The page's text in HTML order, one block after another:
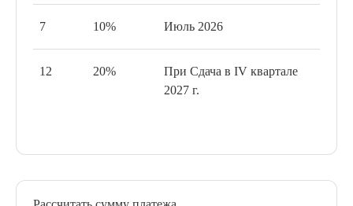
7 10% Июль 2026
12 20%
При Сдача в IV квартале
2027 г.